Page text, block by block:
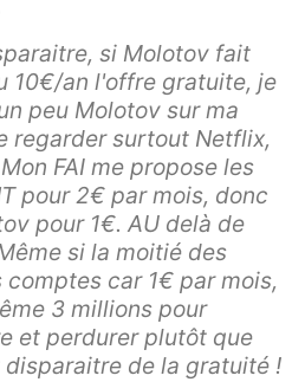
si Molotov fait
10€/an l'offre gratuite, je
peu Molotov sur ma
regarder surtout Netflix,
FAI me propose les
pour 2€ par mois, donc
pour 1€. AU delà de
si la moitié des
car 1€ par mois,
3 millions pour
et perdurer plutôt que
de la gratuité !